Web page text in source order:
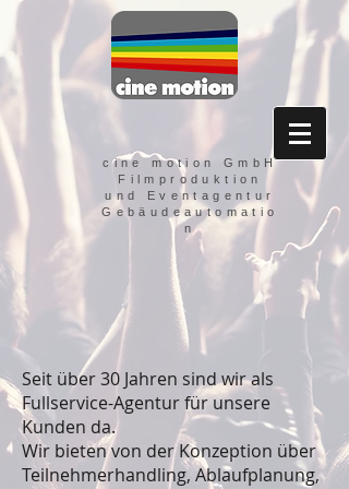
cine motion GmbH
Filmproduktion
und Eventagentur
Gebäudeautomatio
n
Seit über 30 Jahren sind wir als
Fullservice-Agentur für unsere
Kunden da.
Wir bieten von der Konzeption über
Teilnehmerhandling, Ablaufplanung,